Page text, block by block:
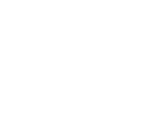
de pele castanha Para
de camurça castanha